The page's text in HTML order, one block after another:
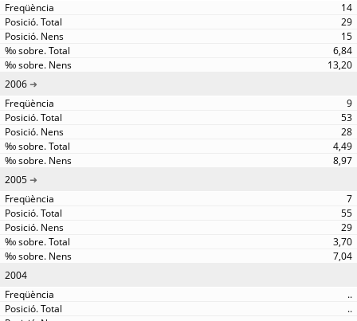
14
29
15
6,84
13,20
2006
9
53
28
4,49
8,97
2005
7
55
29
3,70
7,04
2004
..
..